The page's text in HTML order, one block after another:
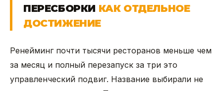
ПЕРЕСБОРКИ КАК ОТДЕЛЬНОЕ
ДОСТИЖЕНИЕ
Ренейминг почти тысячи ресторанов меньше чем
за месяц и полный перезапуск за три это
управленческий подвиг. Название выбирали не